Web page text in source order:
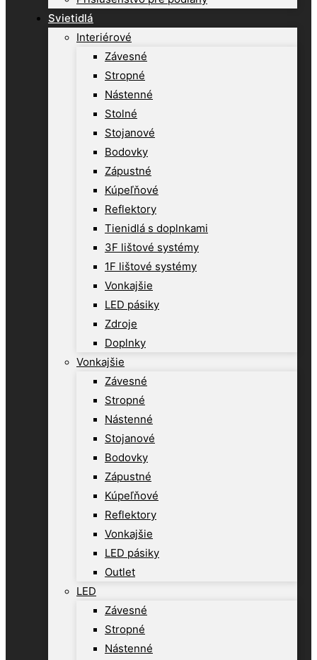
Svietidlá
Interiérové
Závesné
Stropné
Nástenné
Stolné
Stojanové
Bodovky
Zápustné
Kúpeľňové
Reflektory
Tienidlá s doplnkami
3F lištové systémy
1F lištové systémy
Vonkajšie
LED pásiky
Zdroje
Doplnky
Vonkajšie
Závesné
Stropné
Nástenné
Stojanové
Bodovky
Zápustné
Kúpeľňové
Reflektory
Vonkajšie
LED pásiky
Outlet
LED
Závesné
Stropné
Nástenné